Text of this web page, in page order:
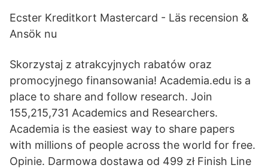
Ecster Kreditkort Mastercard - Läs recension &
Ansök nu
Skorzystaj z atrakcyjnych rabatów oraz
promocyjnego finansowania! Academia.edu is a
place to share and follow research. Join
155,215,731 Academics and Researchers.
Academia is the easiest way to share papers
with millions of people across the world for free.
Opinie. Darmowa dostawa od 499 zł Finish Line